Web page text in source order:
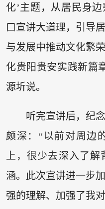
化’主题，从居民身
口宣讲大道理，引导
与发展中推动文化繁
化贵阳贵安实践新篇
源圻说。
听完宣讲后，纪
颇深：“以前对周边
上，很少去深入了
涵。此次宣讲进一步
强的理解、加强了我